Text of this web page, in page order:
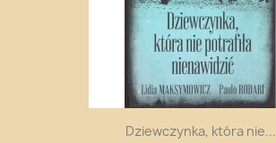
Dziewczynka, która nie...